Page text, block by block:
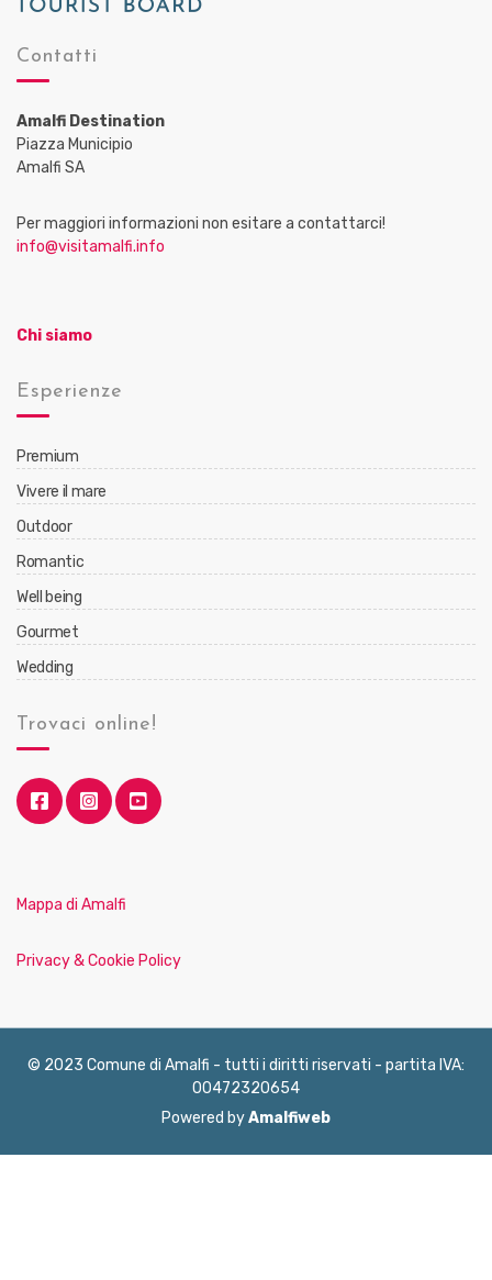
Contatti
Amalfi Destination
Piazza Municipio
Amalfi SA
Per maggiori informazioni non esitare a contattarci!
info@visitamalfi.info
Chi siamo
Esperienze
Premium
Vivere il mare
Outdoor
Romantic
Well being
Gourmet
Wedding
Trovaci online!
Mappa di Amalfi
Privacy & Cookie Policy
© 2023 Comune di Amalfi - tutti i diritti riservati - partita IVA:
00472320654
Powered byAmalfiweb